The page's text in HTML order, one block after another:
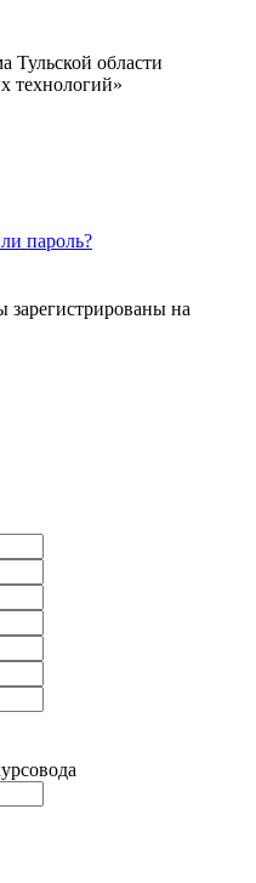
Тульской области
пароль?
на